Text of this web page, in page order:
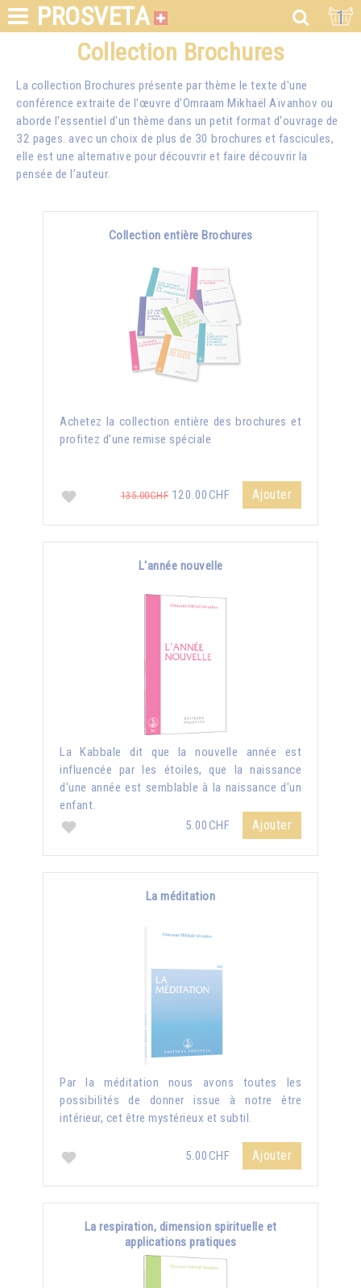
PROSVETA 1
Collection Brochures
La collection Brochures présente par thème le texte d'une
conférence extraite de l'œuvre d'Omraam Mikhaël Aïvanhov ou
aborde l'essentiel d'un thème dans un petit format d'ouvrage de
32 pages. avec un choix de plus de 30 brochures et fascicules,
elle est une alternative pour découvrir et faire découvrir la
pensée de l'auteur.
Collection entière Brochures
Achetez la collection entière des brochures et
profitez d'une remise spéciale
135.00CHF 120.00CHF Ajouter
L'année nouvelle
La Kabbale dit que la nouvelle année est
influencée par les étoiles, que la naissance
d'une année est semblable à la naissance d'un
enfant.
5.00CHF
Ajouter
La méditation
Par la méditation nous avons toutes les
possibilités de donner issue à notre être
intérieur, cet être mystérieux et subtil.
5.00CHF Ajouter
La respiration, dimension spirituelle et
applications pratiques